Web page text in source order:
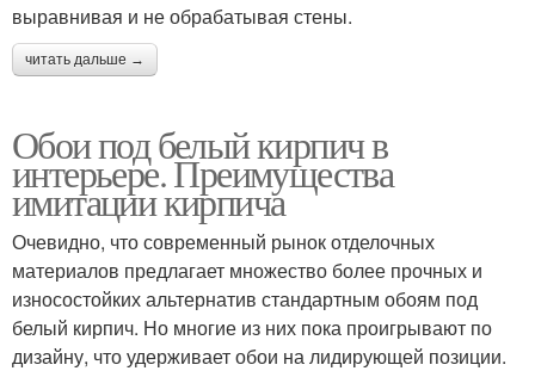
выравнивая и не обрабатывая стены.
читать дальше →
Обои под белый кирпич в
интерьере. Преимущества
имитации кирпича
Очевидно, что современный рынок отделочных
материалов предлагает множество более прочных и
износостойких альтернатив стандартным обоям под
белый кирпич. Но многие из них пока проигрывают по
дизайну, что удерживает обои на лидирующей позиции.